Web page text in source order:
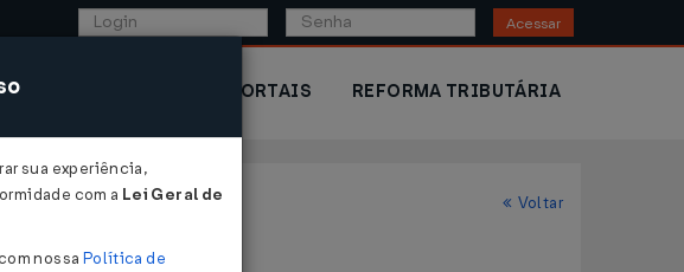
Acessar
EXTERIOR PORTAIS REFORMA TRIBUTÁRIA
Voltar
sua experiência,
com a Lei Geral de
nossa Política de